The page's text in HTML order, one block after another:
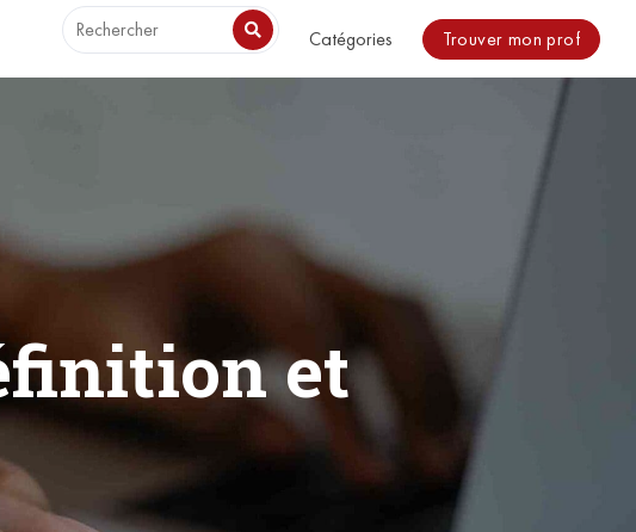
needs to be included. in /usr/share/nginx/html/magazine/wp-
Catégories Trouver mon prof
et